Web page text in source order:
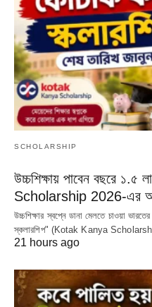
SCHOLARSHIP
উচ্চশিক্ষায় পাবেন বছরে
Scholarship 2026-এর
উচ্চশিক্ষার স্বপ্নে ডানা মেলতে চাওয়া
স্কলারশিপ" (Kotak Kanya
21 hours ago